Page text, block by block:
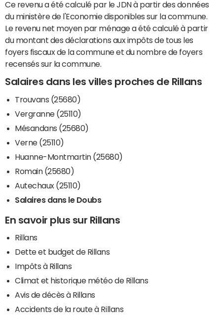
Ce revenu a été calculé par le JDN à partir des données
du ministère de l'Economie disponibles sur la commune.
Le revenu net moyen par ménage a été calculé à partir
du montant des déclarations aux impôts de tous les
foyers fiscaux de la commune et du nombre de foyers
recensés sur la commune.
Salaires dans les villes proches de Rillans
Trouvans (25680)
Vergranne (25110)
Mésandans (25680)
Verne (25110)
Huanne-Montmartin (25680)
Romain (25680)
Autechaux (25110)
Salaires dans le Doubs
En savoir plus sur Rillans
Rillans
Dette et budget de Rillans
Impôts à Rillans
Climat et historique météo de Rillans
Avis de décès à Rillans
Accidents de la route à Rillans